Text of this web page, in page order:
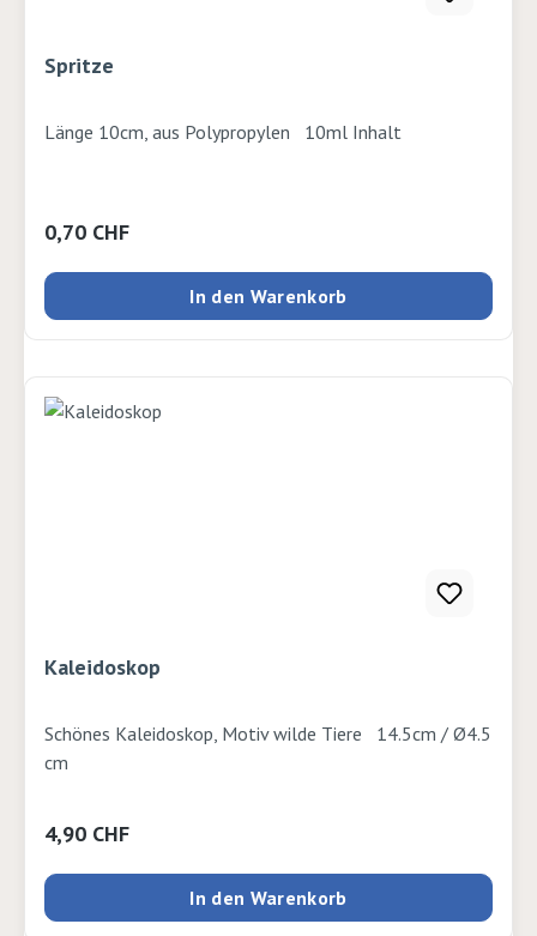
Spritze
Länge 10cm, aus Polypropylen 10ml Inhalt
Regulärer Preis:
0,70 CHF
In den Warenkorb
Kaleidoskop
Schönes Kaleidoskop, Motiv wilde Tiere 14.5cm / Ø4.5
cm
Regulärer Preis:
4,90 CHF
In den Warenkorb